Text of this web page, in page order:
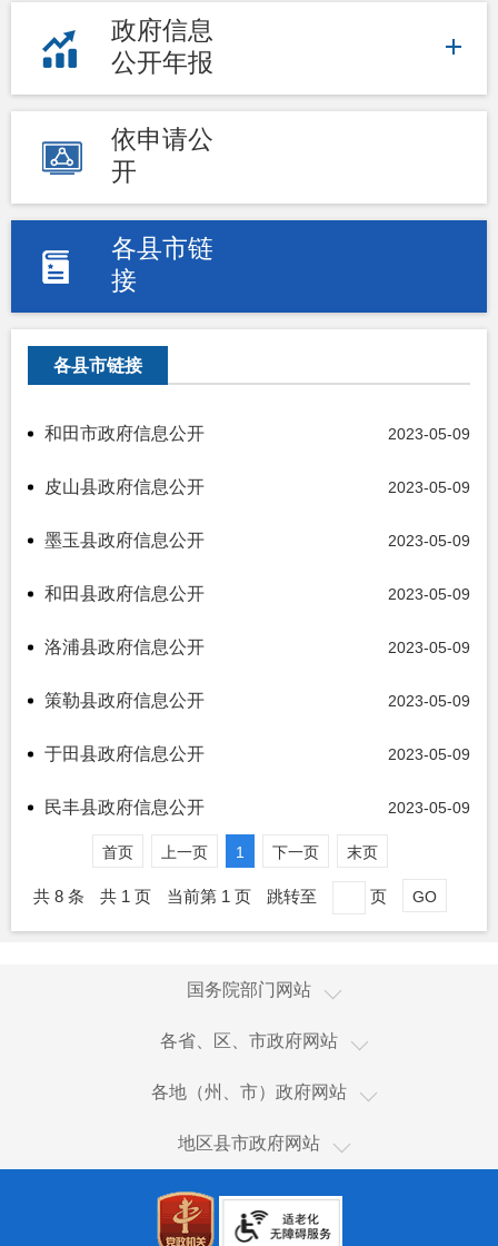
政府信息
公开年报
依申请公
开
各县市链
接
各县市链接
2023-05-09
和田市政府信息公开
2023-05-09
皮山县政府信息公开
2023-05-09
墨玉县政府信息公开
2023-05-09
和田县政府信息公开
2023-05-09
洛浦县政府信息公开
2023-05-09
策勒县政府信息公开
2023-05-09
于田县政府信息公开
2023-05-09
民丰县政府信息公开
首页 上一页 1 下一页 末页
共 8 条 共 1 页 当前第 1 页 跳转至 页 GO
国务院部门网站
国家国际发展合作署
国家体育总局
国家广播电视总局
海关总署
国务院国有资产监督管理委员会
各省、区、市政府网站
新疆
澳门
台湾
天津
各地（州、市）政府网站
乌鲁木齐市
塔城地区
博尔塔拉蒙古自治州
地区县市政府网站
和田市
和田县
皮山县